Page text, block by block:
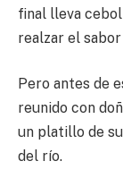
final lleva
realzar el
Pero antes de
reunido con
un platillo de
del río.